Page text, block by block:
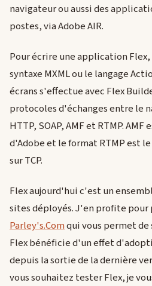
navigateur ou aussi des
postes, via Adobe AIR.
Pour écrire une application
syntaxe MXML ou le langage
écrans s'effectue avec Flex
protocoles d'échanges entre le
HTTP, SOAP, AMF et RTMP.
d'Adobe et le format RTMP est
sur TCP.
Flex aujourd'hui c'est un
sites déployés. J'en profite
Parley's.Comqui vous permet de
Flex bénéficie d'un effet
depuis la sortie de la dernière
vous souhaitez tester Flex, je